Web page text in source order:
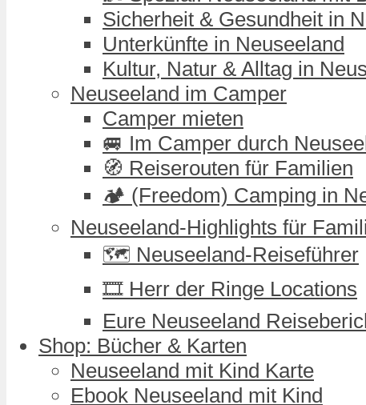
Sicherheit & Gesundheit in
Unterkünfte in Neuseeland
Kultur, Natur & Alltag in
Neuseeland im Camper
Camper mieten
🚐 Im Camper durch
🧭 Reiserouten für Familien
🏕️ (Freedom) Camping in
Neuseeland-Highlights für
🗺️ Neuseeland-Reiseführer
🎞️ Herr der Ringe Locations
Eure Neuseeland
Shop: Bücher & Karten
Neuseeland mit Kind Karte
Ebook Neuseeland mit Kind